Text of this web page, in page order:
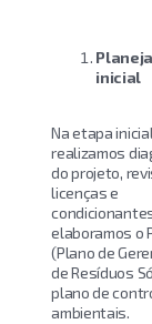
inicial
Na etapa
realizamos
do projeto,
licenças e
elaboramos o
(Plano de
de Resíduos
plano de
ambientais.